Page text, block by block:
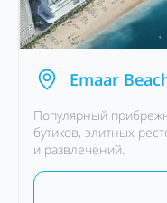
Emaar
Популярный
бутиков, элитных
и развлечений.